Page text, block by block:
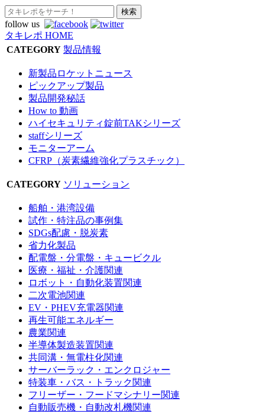
follow us
タキレポ HOME
CATEGORY 製品情報
新製品ロケットニュース
ピックアップ製品
製品開発秘話
How to 動画
ハイセキュリティ錠前TAKシリーズ
staffシリーズ
モニターアーム
CFRP（炭素繊維強化プラスチック）
CATEGORY ソリューション
船舶・港湾設備
試作・特注品の事例集
SDGs配慮・脱炭素
省力化製品
配電盤・分電盤・キュービクル
医療・福祉・介護関連
ロボット・自動化装置関連
二次電池関連
EV・PHEV充電器関連
再生可能エネルギー
農業関連
半導体製造装置関連
共同溝・無電柱化関連
サーバーラック・エンクロジャー
特装車・バス・トラック関連
フリーザー・フードマシナリー関連
自動販売機・自動改札機関連